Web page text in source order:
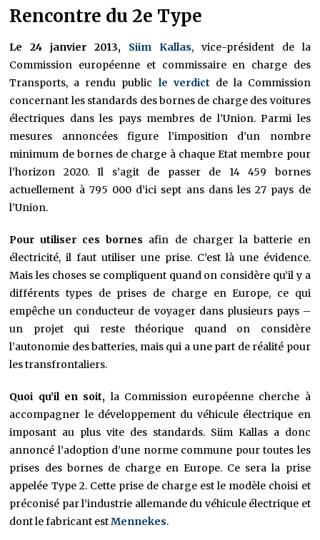
Rencontre du 2e Type
Le 24 janvier 2013, Siim Kallas, vice-président de la
Commission européenne et commissaire en charge des
Transports, a rendu public le verdict de la Commission
concernant les standards des bornes de charge des voitures
électriques dans les pays membres de l’Union. Parmi les
mesures annoncées figure l’imposition d’un nombre
minimum de bornes de charge à chaque Etat membre pour
l’horizon 2020. Il s’agit de passer de 14 459 bornes
actuellement à 795 000 d’ici sept ans dans les 27 pays de
l’Union.
Pour utiliser ces bornes afin de charger la batterie en
électricité, il faut utiliser une prise. C’est là une évidence.
Mais les choses se compliquent quand on considère qu’il y a
différents types de prises de charge en Europe, ce qui
empêche un conducteur de voyager dans plusieurs pays –
un projet qui reste théorique quand on considère
l’autonomie des batteries, mais qui a une part de réalité pour
les transfrontaliers.
Quoi qu’il en soit, la Commission européenne cherche à
accompagner le développement du véhicule électrique en
imposant au plus vite des standards. Siim Kallas a donc
annoncé l’adoption d’une norme commune pour toutes les
prises des bornes de charge en Europe. Ce sera la prise
appelée Type 2. Cette prise de charge est le modèle choisi et
préconisé par l’industrie allemande du véhicule électrique et
dont le fabricant estMennekes.